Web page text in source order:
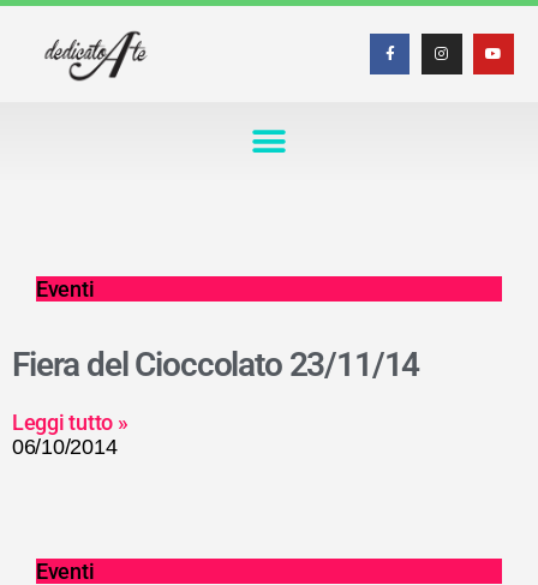
Eventi
Fiera del Cioccolato 23/11/14
Leggi tutto »
06/10/2014
Eventi